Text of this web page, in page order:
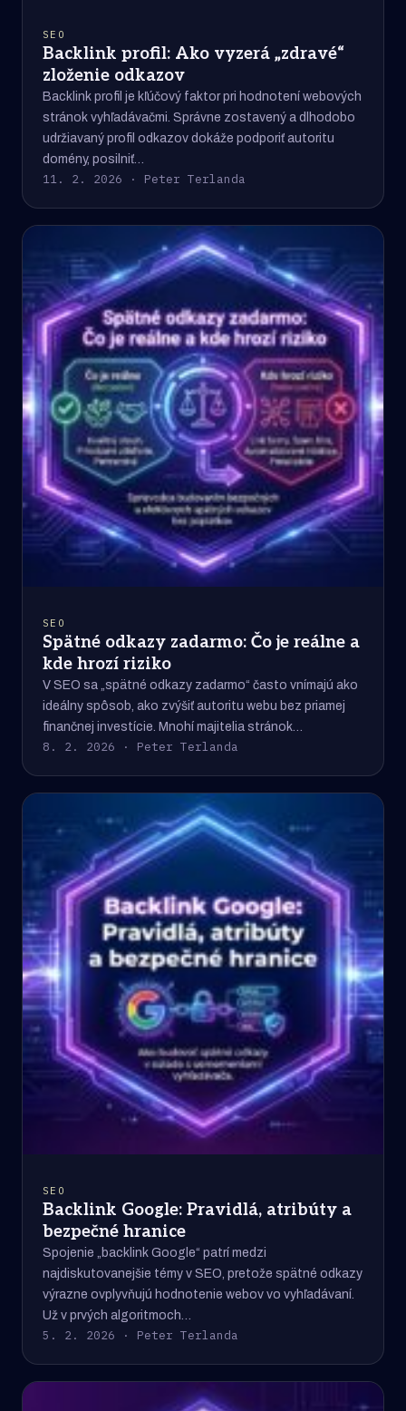
SEO
Backlink profil: Ako vyzerá „zdravé“
zloženie odkazov
Backlink profil je kľúčový faktor pri hodnotení webových
stránok vyhľadávačmi. Správne zostavený a dlhodobo
udržiavaný profil odkazov dokáže podporiť autoritu
domény, posilniť…
11. 2. 2026 · Peter Terlanda
SEO
Spätné odkazy zadarmo: Čo je reálne a
kde hrozí riziko
V SEO sa „spätné odkazy zadarmo“ často vnímajú ako
ideálny spôsob, ako zvýšiť autoritu webu bez priamej
finančnej investície. Mnohí majitelia stránok…
8. 2. 2026 · Peter Terlanda
SEO
Backlink Google: Pravidlá, atribúty a
bezpečné hranice
Spojenie „backlink Google“ patrí medzi
najdiskutovanejšie témy v SEO, pretože spätné odkazy
výrazne ovplyvňujú hodnotenie webov vo vyhľadávaní.
Už v prvých algoritmoch…
5. 2. 2026 · Peter Terlanda